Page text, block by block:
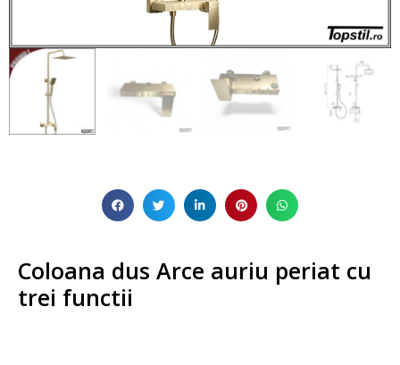
Coloana dus Arce auriu periat cu
trei functii